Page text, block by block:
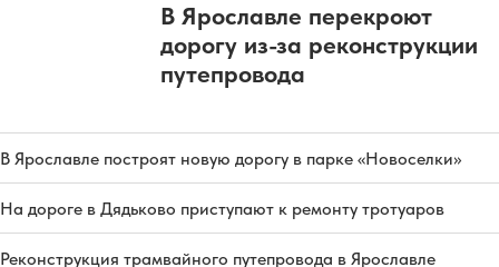
В Ярославле перекроют
дорогу из-за реконструкции
путепровода
В Ярославле построят новую дорогу в парке «Новоселки»
На дороге в Дядьково приступают к ремонту тротуаров
Реконструкция трамвайного путепровода в Ярославле